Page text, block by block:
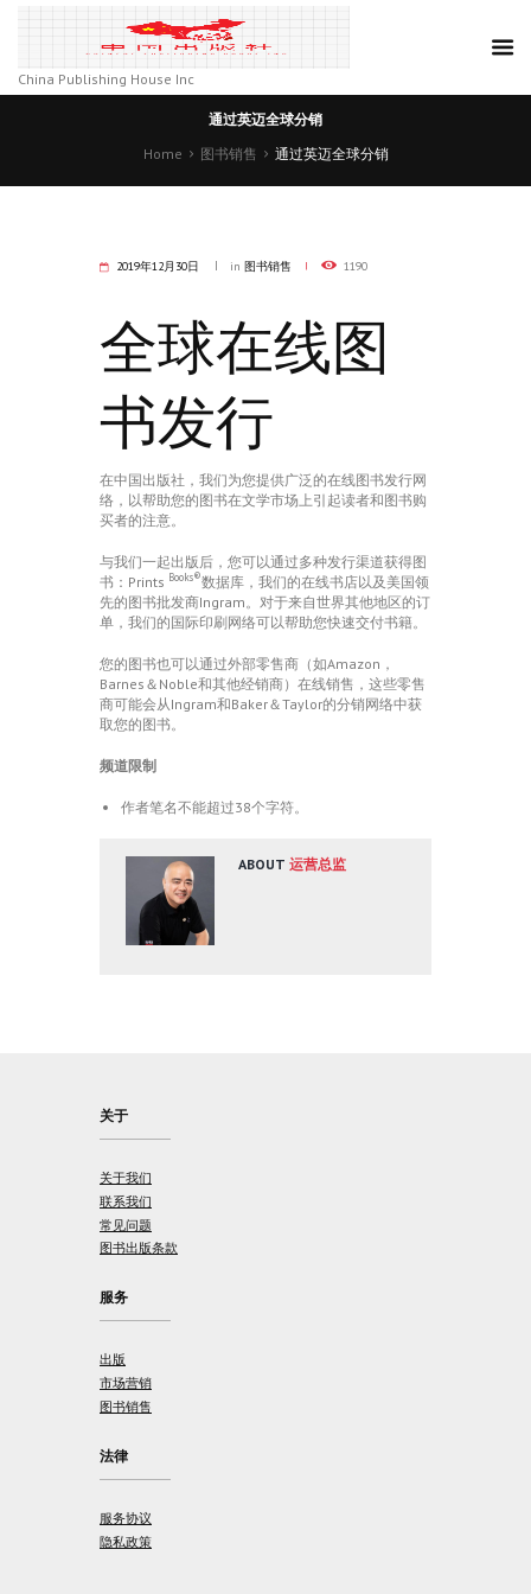
China Publishing House Inc
通过英迈全球分销
Home
图书销售 通过英迈全球分销
2019年12月30日 in 图书销售 1190
全球在线图
书发行
在中国出版社，我们为您提供广泛的在线图书发行网
络，以帮助您的图书在文学市场上引起读者和图书购
买者的注意。
与我们一起出版后，您可以通过多种发行渠道获得图
书：Prints Books®数据库，我们的在线书店以及美国领
先的图书批发商Ingram。对于来自世界其他地区的订
单，我们的国际印刷网络可以帮助您快速交付书籍。
您的图书也可以通过外部零售商（如Amazon，
Barnes＆Noble和其他经销商）在线销售，这些零售
商可能会从Ingram和Baker＆Taylor的分销网络中获
取您的图书。
频道限制
作者笔名不能超过38个字符。
ABOUT运营总监
关于
关于我们
联系我们
常见问题
图书出版条款
服务
出版
市场营销
图书销售
法律
服务协议
隐私政策